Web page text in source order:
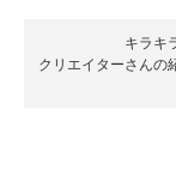
キラキ
クリエイターさんの